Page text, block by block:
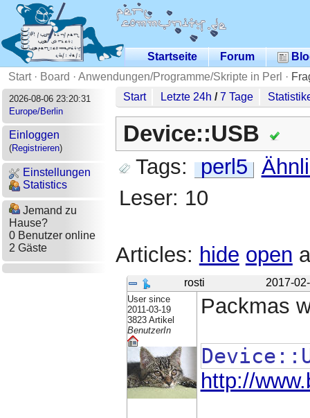
Startseite Forum
Start· Board · Anwendungen/Programme/Skripte in Perl ·
2026-08-06 23:20:31
Europe/Berlin
Einloggen
(Registrieren)
Einstellungen
Statistics
Jemand zu
Hause?
0 Benutzer online
2 Gäste
Start Letzte 24h /7 Tage
Device::USB
Tags: perl5
Leser: 10
Articles: hide open
rosti 2017-
User since
2011-03-19
3823 Artikel
BenutzerIn
Packmas
http://